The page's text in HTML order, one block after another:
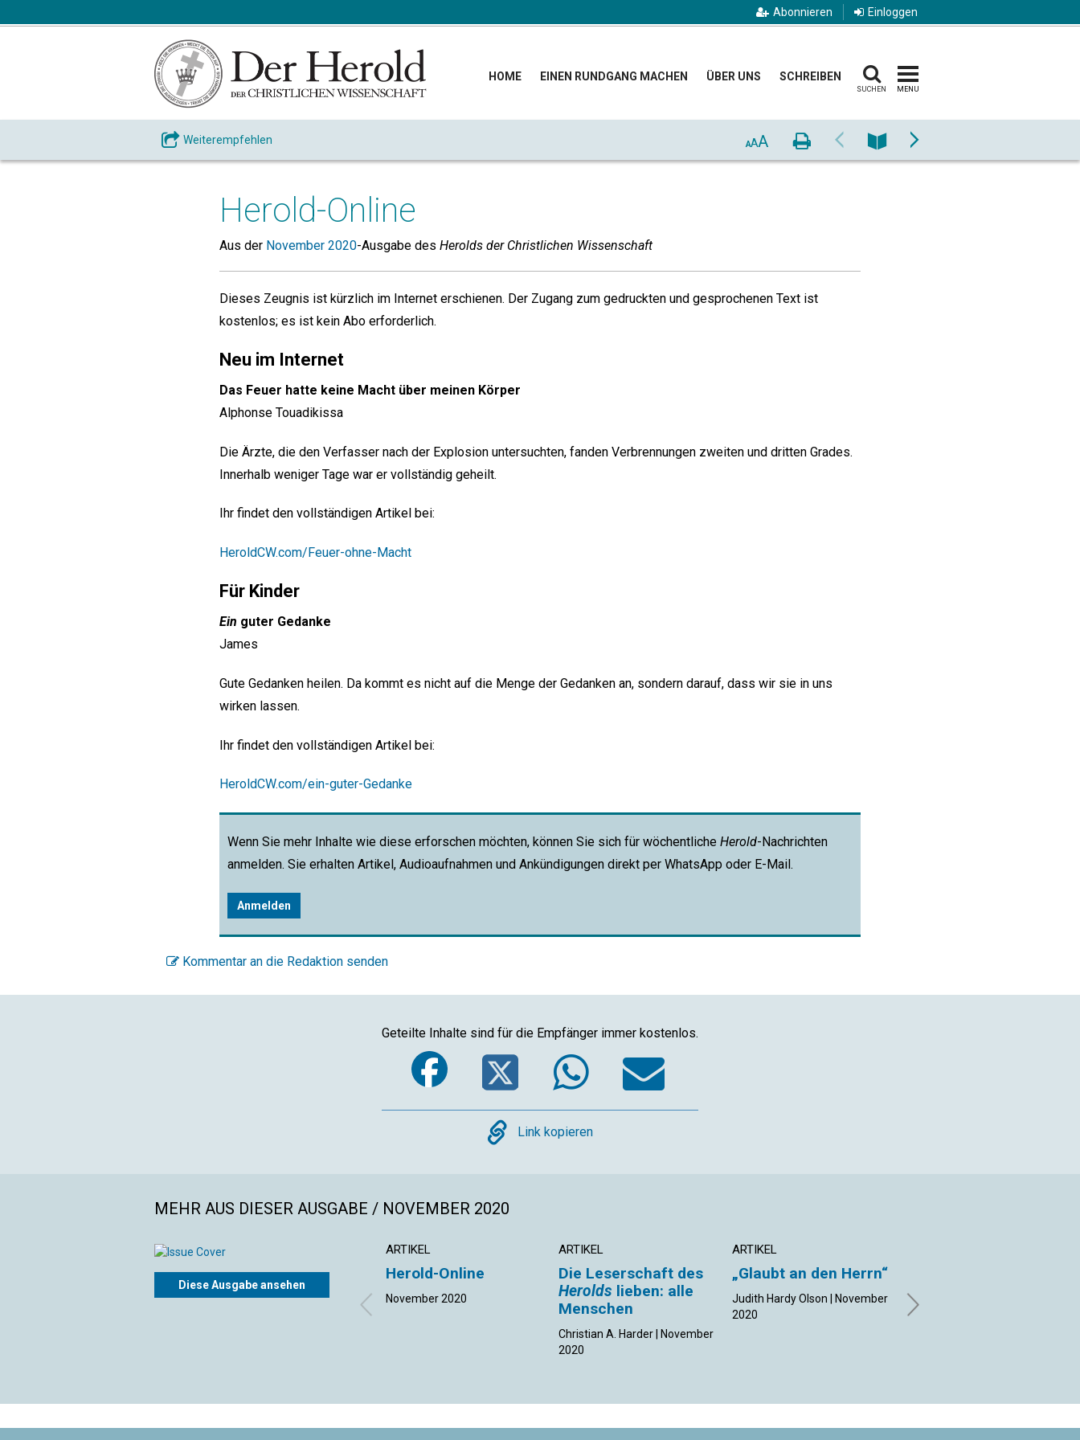
Abonnieren Einloggen
HOME EINEN RUNDGANG MACHEN ÜBER UNS SCHREIBEN
SUCHEN MENU
Weiterempfehlen AAA DruckenZurück NummerVor
Herold-Online
Aus der November 2020-Ausgabe des Herolds der Christlichen Wissenschaft
Dieses Zeugnis ist kürzlich im Internet erschienen. Der Zugang zum gedruckten und gesprochenen Text ist
kostenlos; es ist kein Abo erforderlich.
Neu im Internet
Das Feuer hatte keine Macht über meinen Körper
Alphonse Touadikissa
Die Ärzte, die den Verfasser nach der Explosion untersuchten, fanden Verbrennungen zweiten und dritten Grades.
Innerhalb weniger Tage war er vollständig geheilt.
Ihr findet den vollständigen Artikel bei:
HeroldCW.com/Feuer-ohne-Macht
Für Kinder
Ein guter Gedanke
James
Gute Gedanken heilen. Da kommt es nicht auf die Menge der Gedanken an, sondern darauf, dass wir sie in uns
wirken lassen.
Ihr findet den vollständigen Artikel bei:
HeroldCW.com/ein-guter-Gedanke
Wenn Sie mehr Inhalte wie diese erforschen möchten, können Sie sich für wöchentliche Herold-Nachrichten
anmelden. Sie erhalten Artikel, Audioaufnahmen und Ankündigungen direkt per WhatsApp oder E-Mail.
Anmelden
Kommentar an die Redaktion senden
Geteilte Inhalte sind für die Empfänger immer kostenlos.
Facebook
TwitterWhatsApp
Email
Copy
Link kopieren
MEHR AUS DIESER AUSGABE / NOVEMBER 2020
Diese Ausgabe ansehen
ARTIKEL
Herold-Online
November 2020
ARTIKEL
Die Leserschaft des
Herolds lieben: alle
Menschen
Christian A. Harder | November
2020
ARTIKEL
„Glaubt an den Herrn“
Judith Hardy Olson | November
2020
Zuhause?
Annette Kreutziger-Herr |